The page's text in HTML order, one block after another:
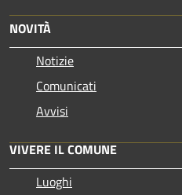
NOVITÀ
Notizie
Comunicati
Avvisi
VIVERE IL COMUNE
Luoghi